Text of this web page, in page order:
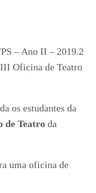
– Ano II – 2019.2
Oficina de Teatro
os estudantes da
de Teatro da
uma oficina de